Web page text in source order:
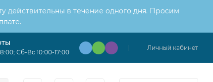
действительны в течение одного дня. Просим
Сб-Вс 10:00-17:00
Личный кабинет